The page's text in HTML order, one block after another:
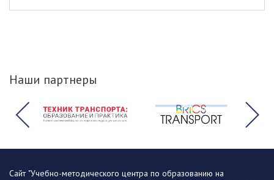
Наши партнеры
Сайт "Учебно-методического центра по образованию на